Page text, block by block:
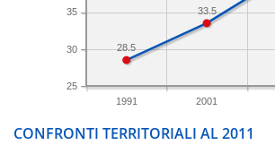
1991 2001
25
30
35 33.5
28.5
CONFRONTI TERRITORIALI AL 2011